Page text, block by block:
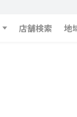
店舗検索 地